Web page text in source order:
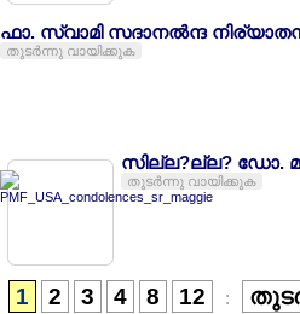
ഫാ. സ്വാമി സദാനല്‍ന്ദ
തുടര്‍ന്നു വായിക്കുക
സില്ല?ല്ല? ഡോ.
തുടര്‍ന്നു വായിക്കുക
1 2 3 4 8 12 :